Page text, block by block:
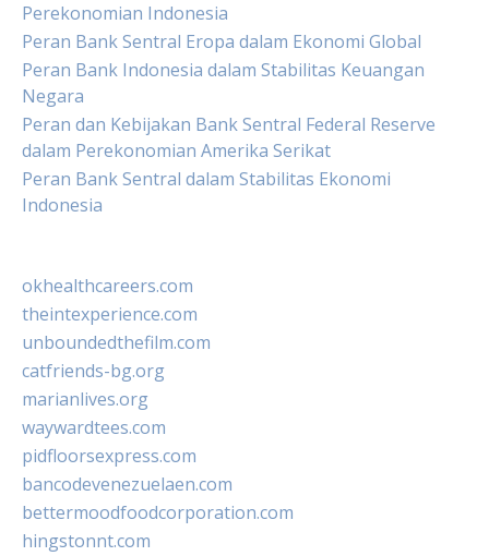
Perekonomian Indonesia
Peran Bank Sentral Eropa dalam Ekonomi Global
Peran Bank Indonesia dalam Stabilitas Keuangan
Negara
Peran dan Kebijakan Bank Sentral Federal Reserve
dalam Perekonomian Amerika Serikat
Peran Bank Sentral dalam Stabilitas Ekonomi
Indonesia
okhealthcareers.com
theintexperience.com
unboundedthefilm.com
catfriends-bg.org
marianlives.org
waywardtees.com
pidfloorsexpress.com
bancodevenezuelaen.com
bettermoodfoodcorporation.com
hingstonnt.com